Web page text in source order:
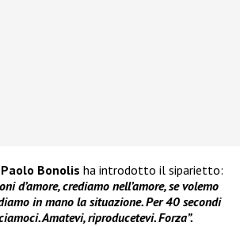
Paolo Bonolis ha introdotto il siparietto:
d’amore, crediamo nell’amore, se volemo
in mano la situazione. Per 40 secondi
Amatevi, riproducetevi. Forza”.